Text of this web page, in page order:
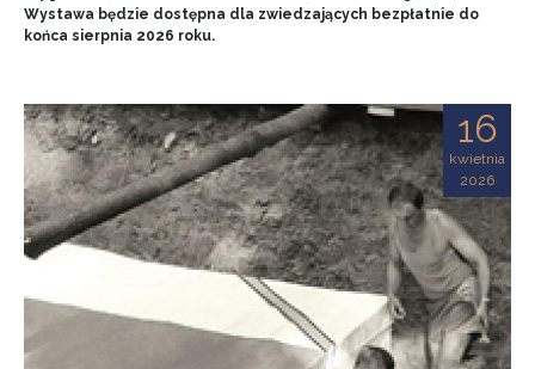
Wystawa będzie dostępna dla zwiedzających bezpłatnie do
końca sierpnia 2026 roku.
16
kwietnia
2026